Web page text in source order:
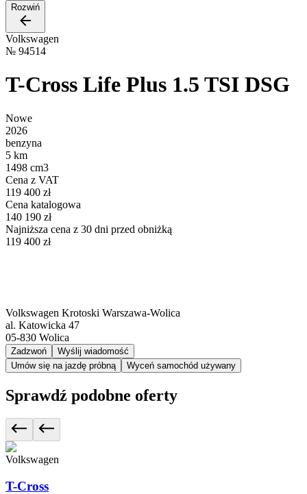
Rozwiń
Volkswagen
№ 94514
T-Cross Life Plus 1.5 TSI DSG
Nowe
2026
benzyna
5 km
1498 cm3
Cena z VAT
119 400 zł
Cena katalogowa
140 190 zł
Najniższa cena z 30 dni przed obniżką
119 400 zł
Volkswagen Krotoski Warszawa-Wolica
al. Katowicka 47
05-830 Wolica
Zadzwoń
Wyślij wiadomość
Umów się na jazdę próbną
Wyceń samochód używany
Sprawdź podobne oferty
Volkswagen
T-Cross